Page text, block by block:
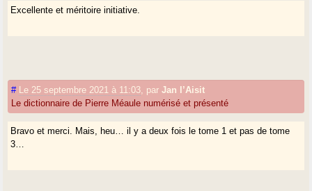
Excellente et méritoire initiative.
# Le 25 septembre 2021 à 11:03 parJan l’Aisit
Le dictionnaire de Pierre Méaule numérisé et présenté
Bravo et merci. Mais, heu… il y a deux fois le tome 1 et pas de tome
3…